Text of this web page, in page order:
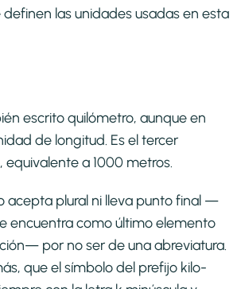
las unidades usadas en esta
escrito quilómetro, aunque en
de longitud. Es el tercer
equivalente a 1000 metros.
acepta plural ni lleva punto final —
encuentra como último elemento
por no ser de una abreviatura.
que el símbolo del prefijo kilo-